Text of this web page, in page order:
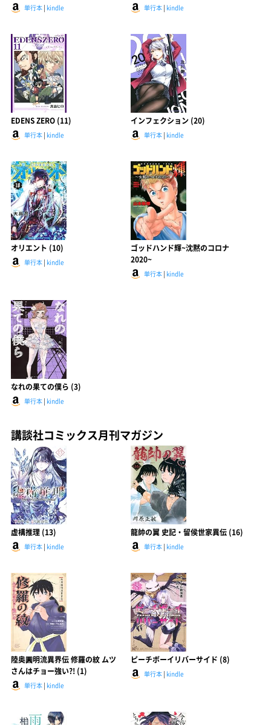
単行本 | kindle 単行本| kindle
EDENS ZERO (11)
単行本 | kindle
インフェクション (20)
単行本| kindle
オリエント (10)
単行本 | kindle
ゴッドハンド輝~沈黙のコロナ
2020~
単行本| kindle
なれの果ての僕ら (3)
単行本 | kindle
講談社コミックス月刊マガジン
虚構推理 (13)
単行本 | kindle
龍帥の翼 史記・留侯世家異伝 (16)
単行本| kindle
陸奥圓明流異界伝 修羅の紋 ムツ
さんはチョー強い?! (1)
単行本 | kindle
ピーチボーイリバーサイド (8)
単行本| kindle